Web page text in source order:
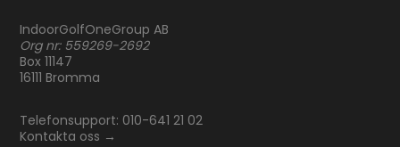
IndoorGolfOneGroup AB
Org nr: 559269-2692
Box 11147
16111 Bromma
Telefonsupport: 010-641 21 02
Kontakta oss →